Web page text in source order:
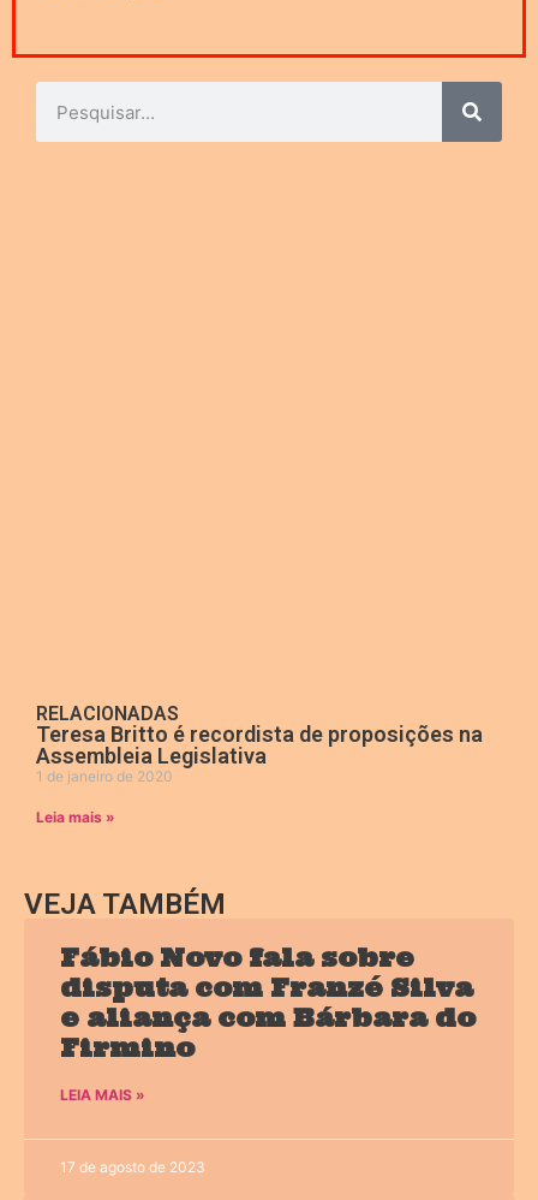
RELACIONADAS
Teresa Britto é recordista de proposições na
Assembleia Legislativa
1 de janeiro de 2020
Leia mais »
VEJA TAMBÉM
Fábio Novo fala sobre
disputa com Franzé Silva
e aliança com Bárbara do
Firmino
LEIA MAIS »
17 de agosto de 2023